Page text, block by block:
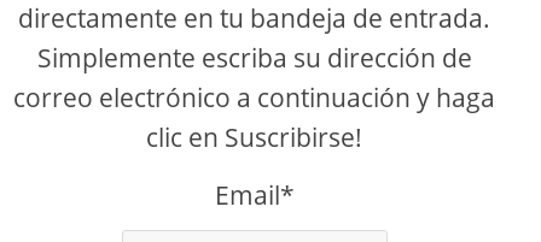
directamente en tu bandeja de entrada.
Simplemente escriba su dirección de
correo electrónico a continuación y haga
clic en Suscribirse!
Email*